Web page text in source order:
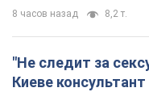
8 часов назад 8,2 т.
"Не следит за
Киеве